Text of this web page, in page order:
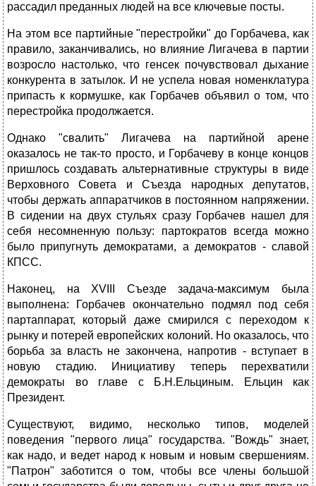
рассадил преданных людей на все ключевые посты.
На этом все партийные "перестройки" до Горбачева, как
правило, заканчивались, но влияние Лигачева в партии
возросло настолько, что генсек почувствовал дыхание
конкурента в затылок. И не успела новая номенклатура
припасть к кормушке, как Горбачев объявил о том, что
перестройка продолжается.
Однако "свалить" Лигачева на партийной арене
оказалось не так-то просто, и Горбачеву в конце концов
пришлось создавать альтернативные структуры в виде
Верховного Совета и Съезда народных депутатов,
чтобы держать аппаратчиков в постоянном напряжении.
В сидении на двух стульях сразу Горбачев нашел для
себя несомненную пользу: партократов всегда можно
было припугнуть демократами, а демократов - славой
КПСС.
Наконец, на XVIII Съезде задача-максимум была
выполнена: Горбачев окончательно подмял под себя
партаппарат, который даже смирился с переходом к
рынку и потерей европейских колоний. Но оказалось, что
борьба за власть не закончена, напротив - вступает в
новую стадию. Инициативу теперь перехватили
демократы во главе с Б.Н.Ельциным. Ельцин как
Президент.
Существуют, видимо, несколько типов, моделей
поведения "первого лица" государства. "Вождь" знает,
как надо, и ведет народ к новым и новым свершениям.
"Патрон" заботится о том, чтобы все члены большой